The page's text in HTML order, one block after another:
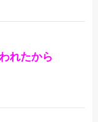
れたから